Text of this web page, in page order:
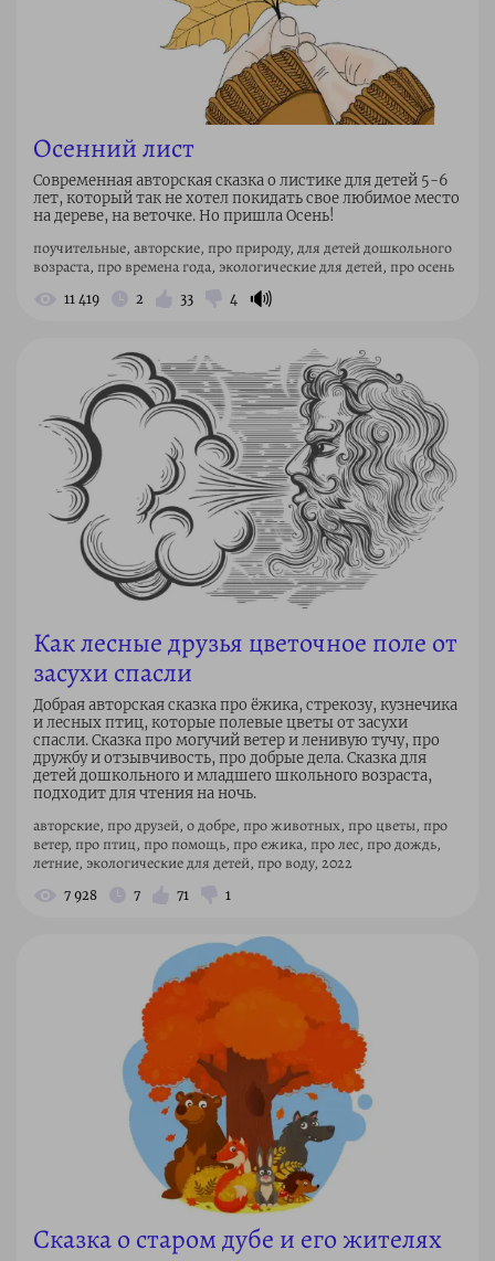
Осенний лист
Современная авторская сказка о листике для детей 5-6
лет, который так не хотел покидать свое любимое место
на дереве, на веточке. Но пришла Осень!
поучительные, авторские, про природу, для детей дошкольного
возраста, про времена года, экологические для детей, про осень
11 419 2 33 4 🔊
Как лесные друзья цветочное поле от
засухи спасли
Добрая авторская сказка про ёжика, стрекозу, кузнечика
и лесных птиц, которые полевые цветы от засухи
спасли. Сказка про могучий ветер и ленивую тучу, про
дружбу и отзывчивость, про добрые дела. Сказка для
детей дошкольного и младшего школьного возраста,
подходит для чтения на ночь.
авторские, про друзей, о добре, про животных, про цветы, про
ветер, про птиц, про помощь, про ежика, про лес, про дождь,
летние, экологические для детей, про воду, 2022
7 928 7 71 1
Сказка о старом дубе и его жителях